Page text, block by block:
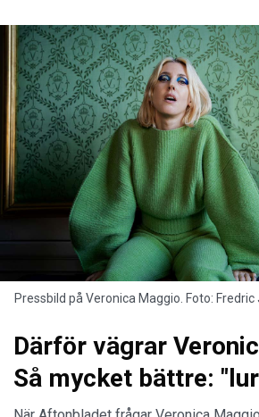
Pressbild på Veronica Maggio. Foto:
Därför vägrar
Så mycket bättre: